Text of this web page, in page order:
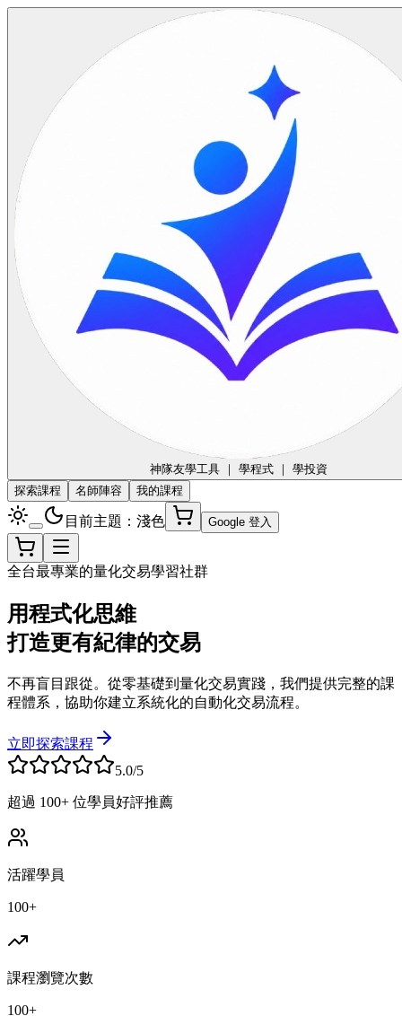
神隊友學工具 ｜ 學程式 ｜ 學投資
探索課程
名師陣容 我的課程
目前主題：淺色 Google 登入
全台最專業的量化交易學習社群
用程式化思維
打造更有紀律的交易
不再盲目跟從。從零基礎到量化交易實踐，我們提供完整的課
程體系，協助你建立系統化的自動化交易流程。
立即探索課程
5.0/5
超過 100+ 位學員好評推薦
活躍學員
100+
課程瀏覽次數
100+